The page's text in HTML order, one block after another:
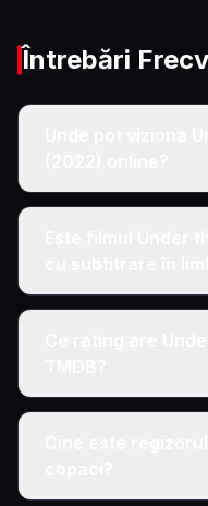
Întrebări